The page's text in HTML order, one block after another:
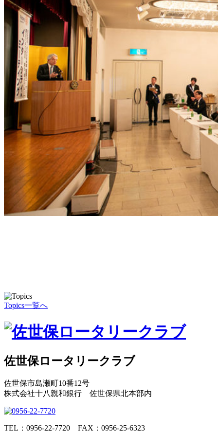
Topics一覧へ
佐世保ロータリークラブ
佐世保市島瀬町10番12号
株式会社十八親和銀行 佐世保県北本部内
TEL：0956-22-7720 FAX：0956-25-6323